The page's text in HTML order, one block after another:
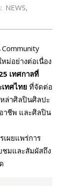
NEWS,
Community
ม่อย่างต่อเนื่อง
เทศกาลที่
ทศไทย ที่จัดต่อ
หล่าศิลปินศิลปะ
าชีพ และศิลปิน
เผยแพร่การ
ชมและสัมผัสถึง